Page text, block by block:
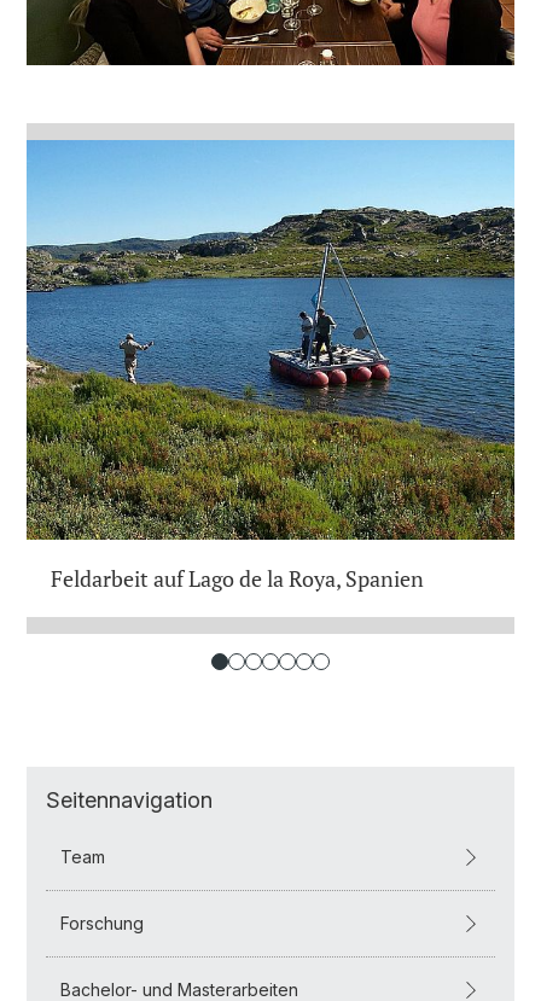
Feldarbeit auf Lago de la Roya, Spanien
Seitennavigation
Team
Forschung
Bachelor- und Masterarbeiten